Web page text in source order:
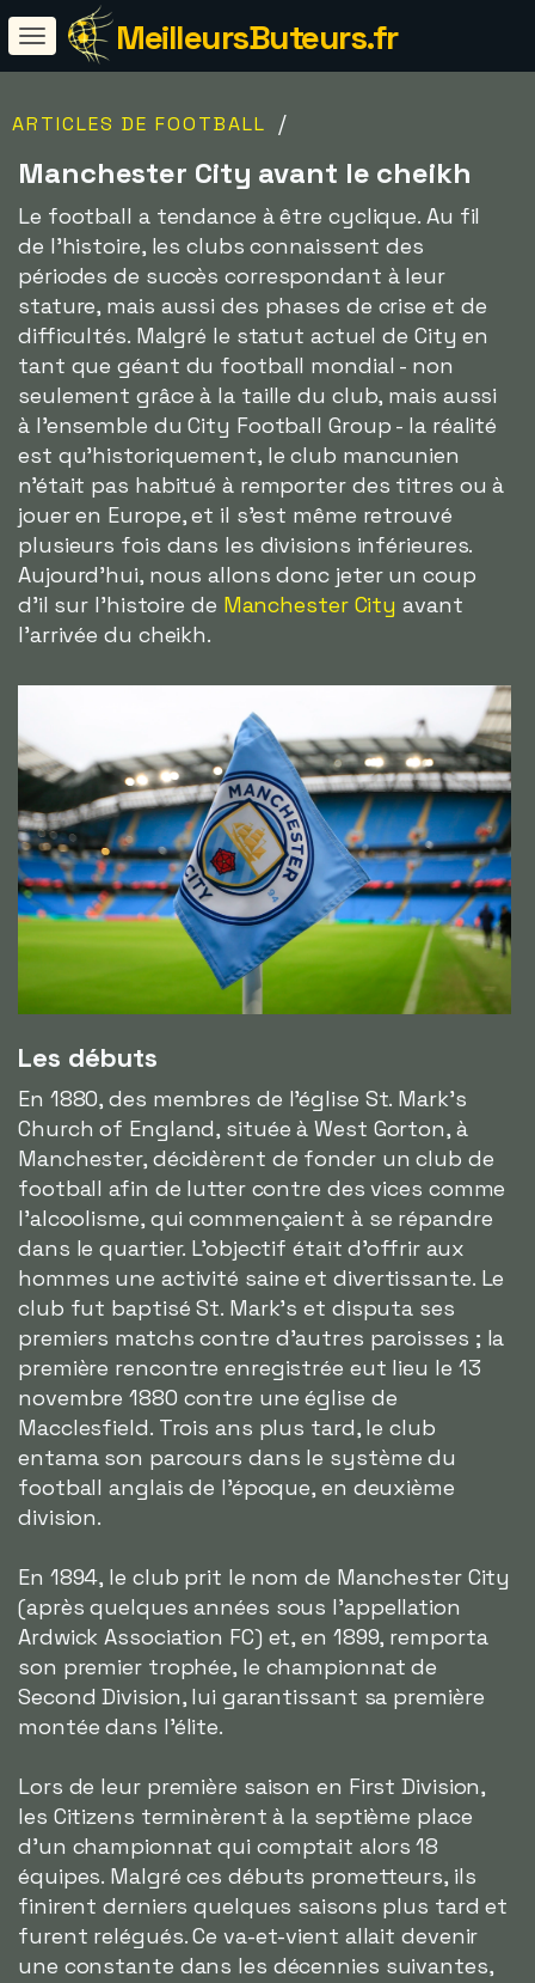
MeilleursButeurs.fr
ARTICLES DE FOOTBALL /
Manchester City avant le cheikh
Le football a tendance à être cyclique. Au fil
de l'histoire, les clubs connaissent des
périodes de succès correspondant à leur
stature, mais aussi des phases de crise et de
difficultés. Malgré le statut actuel de City en
tant que géant du football mondial - non
seulement grâce à la taille du club, mais aussi
à l'ensemble du City Football Group - la réalité
est qu'historiquement, le club mancunien
n'était pas habitué à remporter des titres ou à
jouer en Europe, et il s'est même retrouvé
plusieurs fois dans les divisions inférieures.
Aujourd'hui, nous allons donc jeter un coup
d'il sur l'histoire de Manchester City avant
l'arrivée du cheikh.
Les débuts
En 1880, des membres de l'église St. Mark's
Church of England, située à West Gorton, à
Manchester, décidèrent de fonder un club de
football afin de lutter contre des vices comme
l'alcoolisme, qui commençaient à se répandre
dans le quartier. L'objectif était d'offrir aux
hommes une activité saine et divertissante. Le
club fut baptisé St. Mark's et disputa ses
premiers matchs contre d'autres paroisses ; la
première rencontre enregistrée eut lieu le 13
novembre 1880 contre une église de
Macclesfield. Trois ans plus tard, le club
entama son parcours dans le système du
football anglais de l'époque, en deuxième
division.
En 1894, le club prit le nom de Manchester City
(après quelques années sous l'appellation
Ardwick Association FC) et, en 1899, remporta
son premier trophée, le championnat de
Second Division, lui garantissant sa première
montée dans l'élite.
Lors de leur première saison en First Division,
les Citizens terminèrent à la septième place
d'un championnat qui comptait alors 18
équipes. Malgré ces débuts prometteurs, ils
finirent derniers quelques saisons plus tard et
furent relégués. Ce va-et-vient allait devenir
une constante dans les décennies suivantes,